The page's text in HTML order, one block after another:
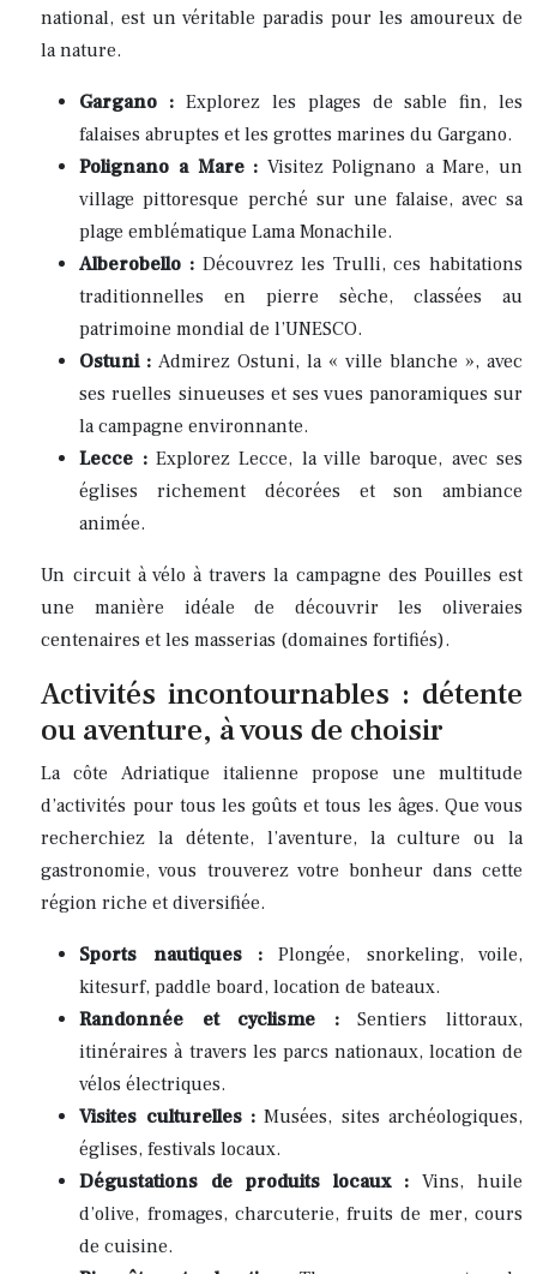
national, est un véritable paradis pour les amoureux de
la nature.
Gargano :Explorez les plages de sable fin, les
falaises abruptes et les grottes marines du Gargano.
Polignano a Mare : Visitez Polignano a Mare, un
village pittoresque perché sur une falaise, avec sa
plage emblématique Lama Monachile.
Alberobello : Découvrez les Trulli, ces habitations
traditionnelles en pierre sèche, classées au
patrimoine mondial de l’UNESCO.
Ostuni :Admirez Ostuni, la « ville blanche », avec
ses ruelles sinueuses et ses vues panoramiques sur
la campagne environnante.
Lecce :Explorez Lecce, la ville baroque, avec ses
églises richement décorées et son ambiance
animée.
Un circuit à vélo à travers la campagne des Pouilles est
une manière idéale de découvrir les oliveraies
centenaires et les masserias (domaines fortifiés).
Activités incontournables : détente
ou aventure, à vous de choisir
La côte Adriatique italienne propose une multitude
d’activités pour tous les goûts et tous les âges. Que vous
recherchiez la détente, l’aventure, la culture ou la
gastronomie, vous trouverez votre bonheur dans cette
région riche et diversifiée.
Sports nautiques :Plongée, snorkeling, voile,
kitesurf, paddle board, location de bateaux.
Randonnée et cyclisme :Sentiers littoraux,
itinéraires à travers les parcs nationaux, location de
vélos électriques.
Visites culturelles :Musées, sites archéologiques,
églises, festivals locaux.
Dégustations de produits locaux :Vins, huile
d’olive, fromages, charcuterie, fruits de mer, cours
de cuisine.